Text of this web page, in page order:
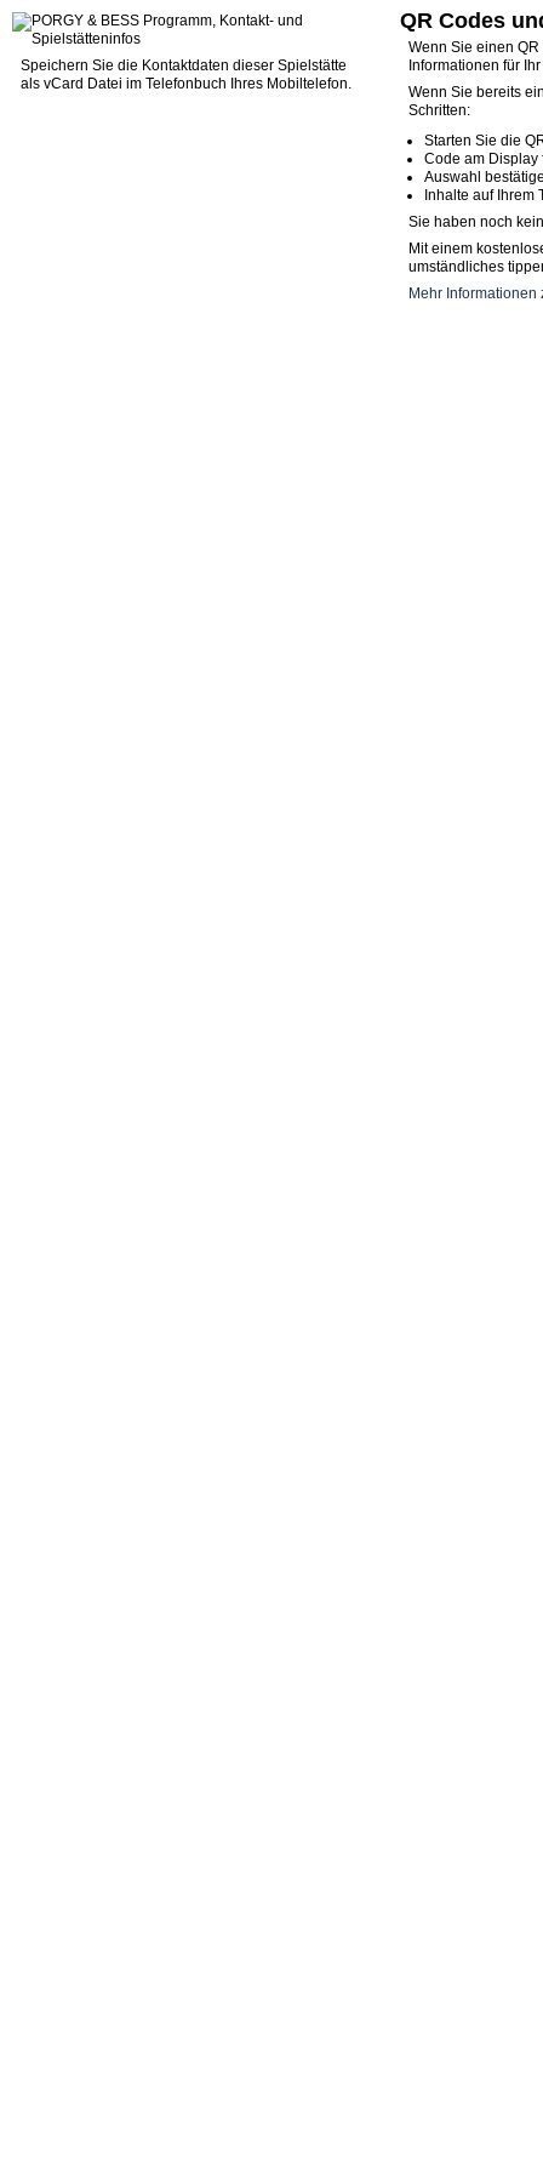
Speichern Sie die Kontaktdaten dieser Spielstätte
als vCard Datei im Telefonbuch Ihres Mobiltelefon.
QR Codes
Wenn Sie einen
Informationen für
Wenn Sie bereits
Schritten:
Starten Sie die
Code am Display
Auswahl
Inhalte auf Ihrem
Sie haben noch
Mit einem
umständliches
Mehr Informationen